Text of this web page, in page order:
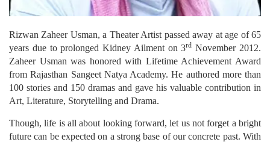
Rizwan Zaheer Usman, a Theater Artist passed away at age of 65
years due to prolonged Kidney Ailment on 3rd November 2012.
Zaheer Usman was honored with Lifetime Achievement Award
from Rajasthan Sangeet Natya Academy. He authored more than
100 stories and 150 dramas and gave his valuable contribution in
Art, Literature, Storytelling and Drama.
Though, life is all about looking forward, let us not forget a bright
future can be expected on a strong base of our concrete past. With